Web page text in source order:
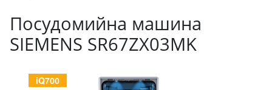
Посудомийна машина
SIEMENS SR67ZX03MK
iQ700